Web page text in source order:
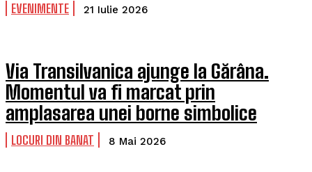
EVENIMENTE 21 Iulie 2026
Via Transilvanica ajunge la Gărâna.
Momentul va fi marcat prin
amplasarea unei borne simbolice
LOCURI DIN BANAT 8 Mai 2026